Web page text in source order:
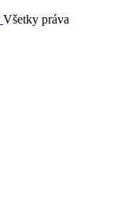
Všetky práva